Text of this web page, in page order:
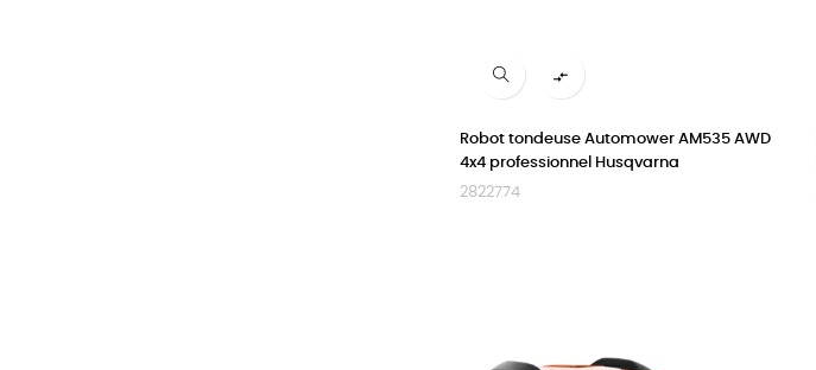

Robot tondeuse Automower AM535 AWD
4x4 professionnel Husqvarna
2822774